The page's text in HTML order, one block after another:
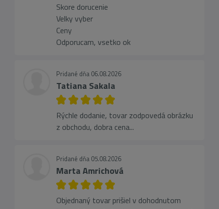
Skore dorucenie
Velky vyber
Ceny
Odporucam, vsetko ok
Pridané dňa 06.08.2026
Tatiana Sakala
Rýchle dodanie, tovar zodpovedá obrázku
z obchodu, dobra cena...
Pridané dňa 05.08.2026
Marta Amrichová
Objednaný tovar prišiel v dohodnutom